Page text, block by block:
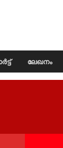
ലേഖനം